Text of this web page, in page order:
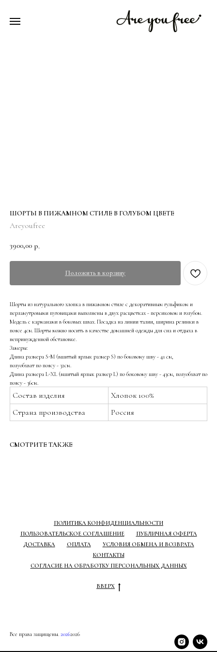
ШОРТЫ В ПИЖАМНОМ СТИЛЕ В ГОЛУБОМ ЦВЕТЕ
Areyoufree
3900,00 р.
Положить в корзину
Шорты из натурального хлопка в пижамном стиле с декоративным гульфиком и
перламутровыми пуговицами выполнены в двух расцветках - персиковом и голубом.
Модель с карманами в боковых швах. Посадка на линии талии, ширина резинки в
поясе 4см. Шорты можно носить в качестве домашней одежды для сна и отдыха в
непринужденной обстановке.
Замеры:
Длина размера S-M (вшитый ярлык размер S) по боковому шву - 41 cм,
полуобхват по поясу - 32см.
Длина размера L-XL (вшитый ярлык размер L) по боковому шву - 43см, полуобхват по
поясу - 36см.
Состав изделия
Хлопок 100%
Страна производства
Россия
СМОТРИТЕ ТАКЖЕ
ПОЛИТИКА КОНФИДЕНЦИАЛЬНОСТИ
ПОЛЬЗОВАТЕЛЬСКОЕ СОГЛАШЕНИЕ
ПУБЛИЧНАЯ ОФЕРТА
ДОСТАВКА
ОПЛАТА
УСЛОВИЯ ОБМЕНА И ВОЗВРАТА
КОНТАКТЫ
СОГЛАСИЕ НА ОБРАБОТКУ ПЕРСОНАЛЬНЫХ ДАННЫХ
ВВЕРХ
Все права защищены. 20262026